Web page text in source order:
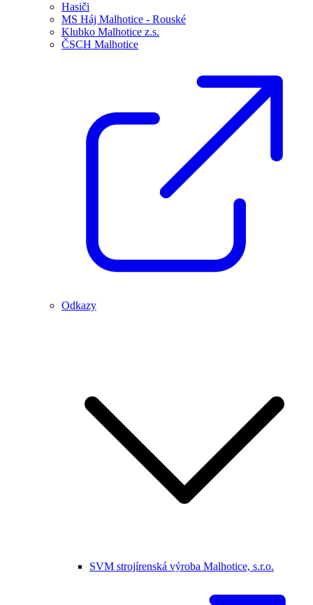
Hasiči
MS Háj Malhotice - Rouské
Klubko Malhotice z.s.
ČSCH Malhotice
Odkazy
SVM strojírenská výroba Malhotice, s.r.o.